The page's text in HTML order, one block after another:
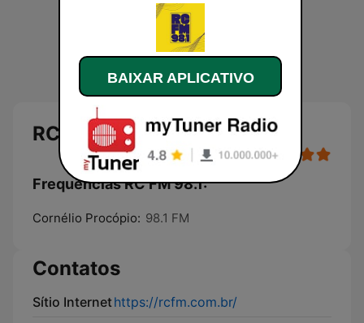
RC FM 98.1
Frequências RC FM 98.1:
Cornélio Procópio: 98.1 FM
Contatos
Sítio Internethttps://rcfm.com.br/
BAIXAR APLICATIVO